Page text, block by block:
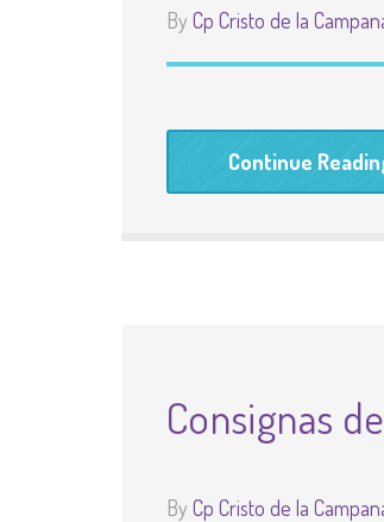
By Cp Cristo de la
Continue
Consignas
By Cp Cristo de la